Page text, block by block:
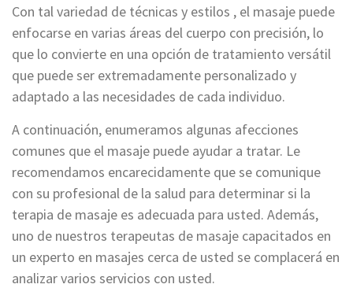
Con tal variedad de técnicas y estilos , el masaje puede
enfocarse en varias áreas del cuerpo con precisión, lo
que lo convierte en una opción de tratamiento versátil
que puede ser extremadamente personalizado y
adaptado a las necesidades de cada individuo.
A continuación, enumeramos algunas afecciones
comunes que el masaje puede ayudar a tratar. Le
recomendamos encarecidamente que se comunique
con su profesional de la salud para determinar si la
terapia de masaje es adecuada para usted. Además,
uno de nuestros terapeutas de masaje capacitados en
un experto en masajes cerca de usted se complacerá en
analizar varios servicios con usted.